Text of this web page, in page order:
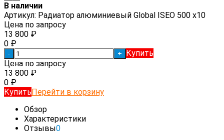
В наличии
Артикул: Радиатор алюминиевый Global ISEO 500 x10
Цена по запросу
13 800 ₽
0 ₽
- +
Купить
Цена по запросу
13 800 ₽
0 ₽
КупитьПерейти в корзину
Обзор
Характеристики
Отзывы0